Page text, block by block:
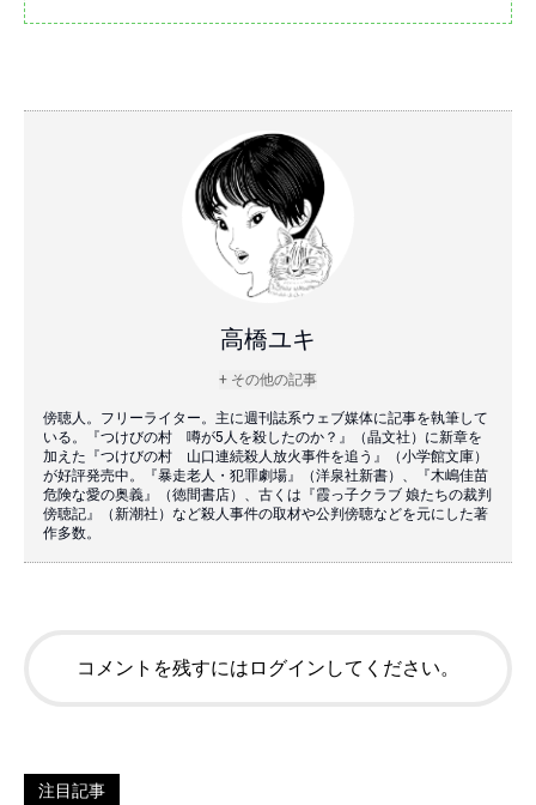
高橋ユキ
+ その他の記事
傍聴人。フリーライター。主に週刊誌系ウェブ媒体に記事を執筆して
いる。『つけびの村 噂が5人を殺したのか？』（晶文社）に新章を
加えた『つけびの村 山口連続殺人放火事件を追う』（小学館文庫）
が好評発売中。『暴走老人・犯罪劇場』（洋泉社新書）、『木嶋佳苗
危険な愛の奥義』（徳間書店）、古くは『霞っ子クラブ 娘たちの裁判
傍聴記』（新潮社）など殺人事件の取材や公判傍聴などを元にした著
作多数。
コメントを残すにはログインしてください。
注目記事